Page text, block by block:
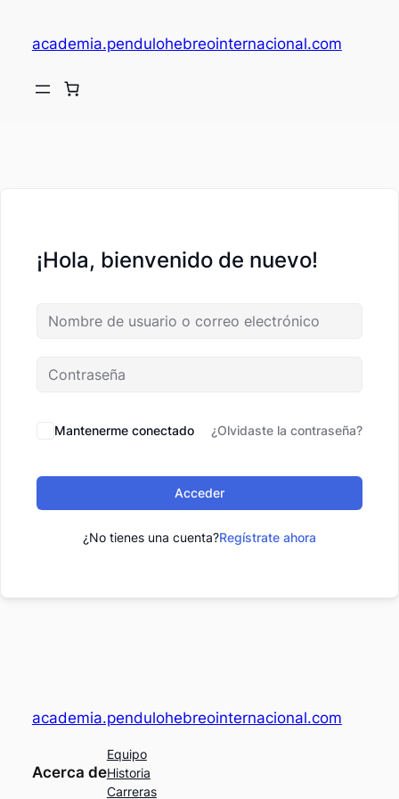
academia.pendulohebreointernacional.com
¡Hola, bienvenido de nuevo!
Mantenerme conectado ¿Olvidaste la contraseña?
Acceder
¿No tienes una cuenta?Regístrate ahora
academia.pendulohebreointernacional.com
Acerca de
Equipo
Historia
Carreras